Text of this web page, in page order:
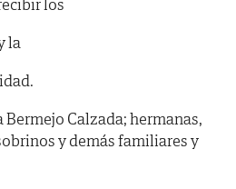
la
Bermejo Calzada; hermanas,
y demás familiares y